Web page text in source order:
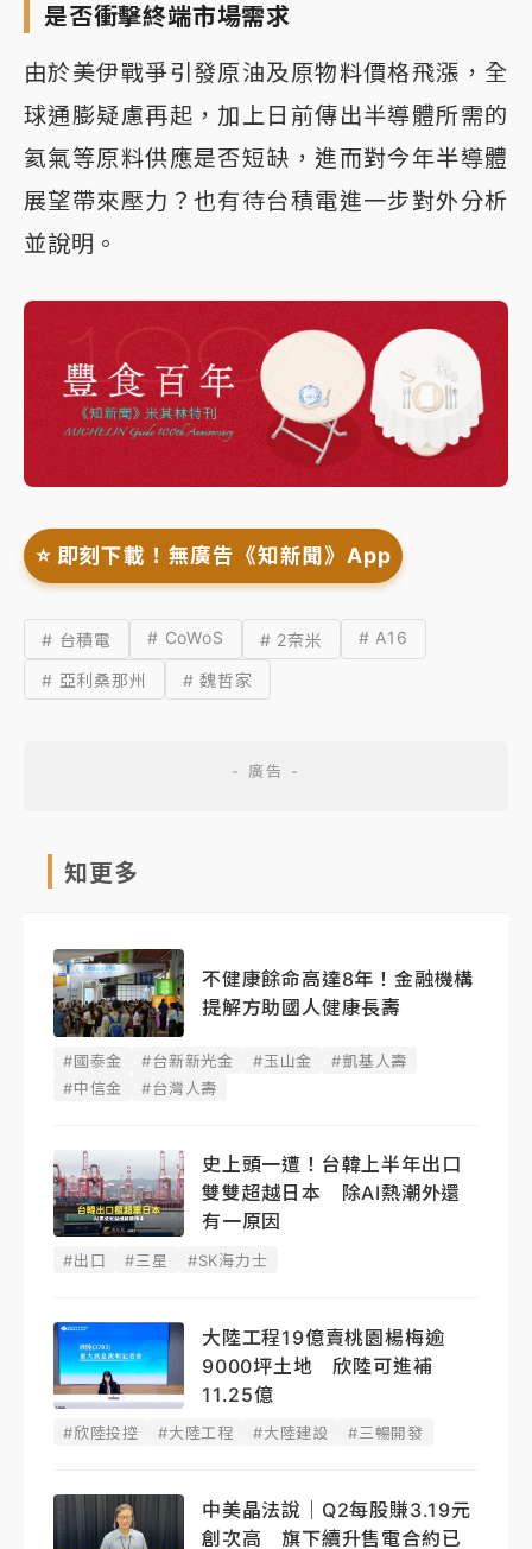
是否衝擊終端市場需求
由於美伊戰爭引發原油及原物料價格飛漲，全
球通膨疑慮再起，加上日前傳出半導體所需的
氦氣等原料供應是否短缺，進而對今年半導體
展望帶來壓力？也有待台積電進一步對外分析
並說明。
⭐️ 即刻下載！無廣告《知新聞》App
# 台積電 # CoWoS # 2奈米 # A16
# 亞利桑那州 # 魏哲家
知更多
不健康餘命高達8年！金融機構
提解方助國人健康長壽
#國泰金 #台新新光金 #玉山金
#凱基人壽
#中信金
#台灣人壽
史上頭一遭！台韓上半年出口
雙雙超越日本 除AI熱潮外還
有一原因
#出口 #三星 #SK海力士
大陸工程19億賣桃園楊梅逾
9000坪土地 欣陸可進補
11.25億
#欣陸投控 #大陸工程 #大陸建設 #三暢開發
中美晶法說｜Q2每股賺3.19元
創次高 旗下續升售電合約已